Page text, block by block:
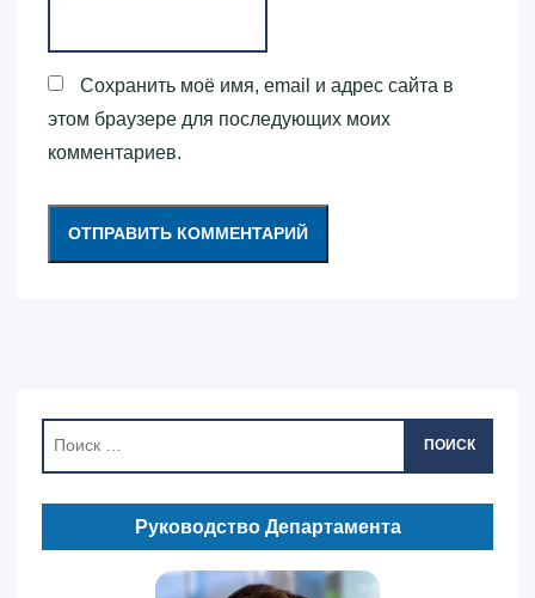
Сохранить моё имя, email и адрес сайта в
этом браузере для последующих моих
комментариев.
ПОИСК
Руководство Департамента